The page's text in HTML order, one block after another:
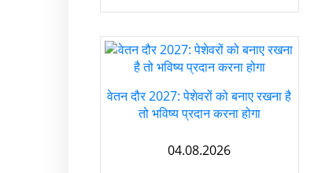
वेतन दौर 2027: पेशेवरों को बनाए रखना है
तो भविष्य प्रदान करना होगा
04.08.2026